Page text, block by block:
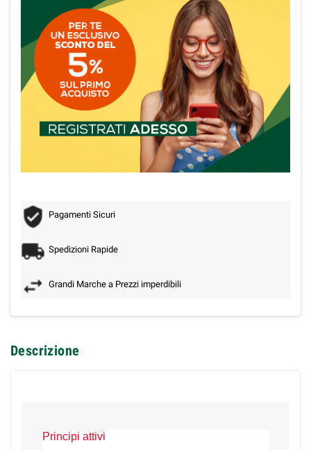
Pagamenti Sicuri
Spedizioni Rapide
Grandi Marche a Prezzi imperdibili
Descrizione
Principi attivi